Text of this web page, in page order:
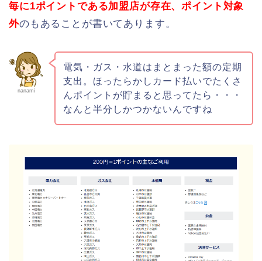
毎に1ポイントである加盟店が存在、ポイント対象
外のもあることが書いてあります。
nanami
電気・ガス・水道はまとまった額の定期
支出。ほったらかしカード払いでたくさ
んポイントが貯まると思ってたら・・・
なんと半分しかつかないんですね